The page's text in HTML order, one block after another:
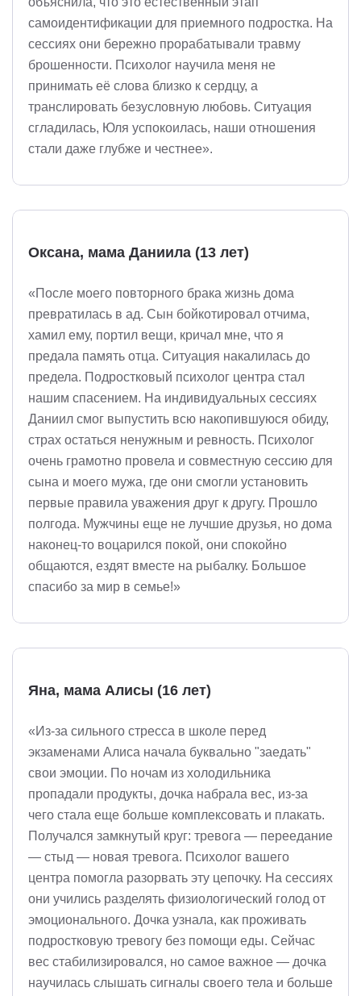
самоидентификации для приемного подростка. На
сессиях они бережно прорабатывали травму
брошенности. Психолог научила меня не
принимать её слова близко к сердцу, а
транслировать безусловную любовь. Ситуация
сгладилась, Юля успокоилась, наши отношения
стали даже глубже и честнее».
Оксана, мама Даниила (13 лет)
«После моего повторного брака жизнь дома
превратилась в ад. Сын бойкотировал отчима,
хамил ему, портил вещи, кричал мне, что я
предала память отца. Ситуация накалилась до
предела. Подростковый психолог центра стал
нашим спасением. На индивидуальных сессиях
Даниил смог выпустить всю накопившуюся обиду,
страх остаться ненужным и ревность. Психолог
очень грамотно провела и совместную сессию для
сына и моего мужа, где они смогли установить
первые правила уважения друг к другу. Прошло
полгода. Мужчины еще не лучшие друзья, но дома
наконец-то воцарился покой, они спокойно
общаются, ездят вместе на рыбалку. Большое
спасибо за мир в семье!»
Яна, мама Алисы (16 лет)
«Из-за сильного стресса в школе перед
экзаменами Алиса начала буквально "заедать"
свои эмоции. По ночам из холодильника
пропадали продукты, дочка набрала вес, из-за
чего стала еще больше комплексовать и плакать.
Получался замкнутый круг: тревога — переедание
— стыд — новая тревога. Психолог вашего
центра помогла разорвать эту цепочку. На сессиях
они учились разделять физиологический голод от
эмоционального. Дочка узнала, как проживать
подростковую тревогу без помощи еды. Сейчас
вес стабилизировался, но самое важное — дочка
научилась слышать сигналы своего тела и больше